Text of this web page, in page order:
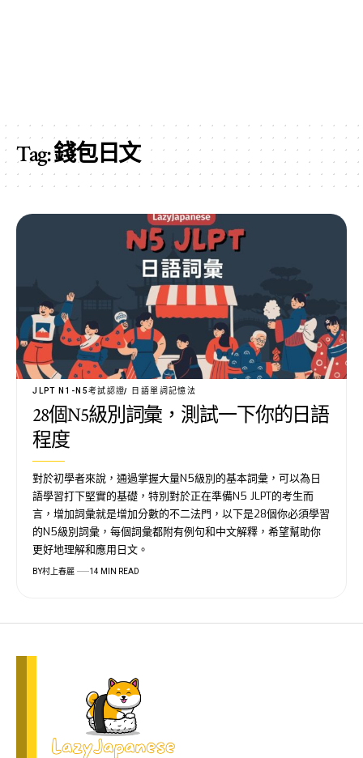
Tag:錢包日文
JLPT N1-N5考試認證 日語單詞記憶法
28個N5級別詞彙，測試一下你的日語
程度
對於初學者來說，通過掌握大量N5級別的基本詞彙，可以為日
語學習打下堅實的基礎，特別對於正在準備N5 JLPT的考生而
言，增加詞彙就是增加分數的不二法門，以下是28個你必須學習
的N5級別詞彙，每個詞彙都附有例句和中文解釋，希望幫助你
更好地理解和應用日文。
BY村上春麗 14 MIN READ